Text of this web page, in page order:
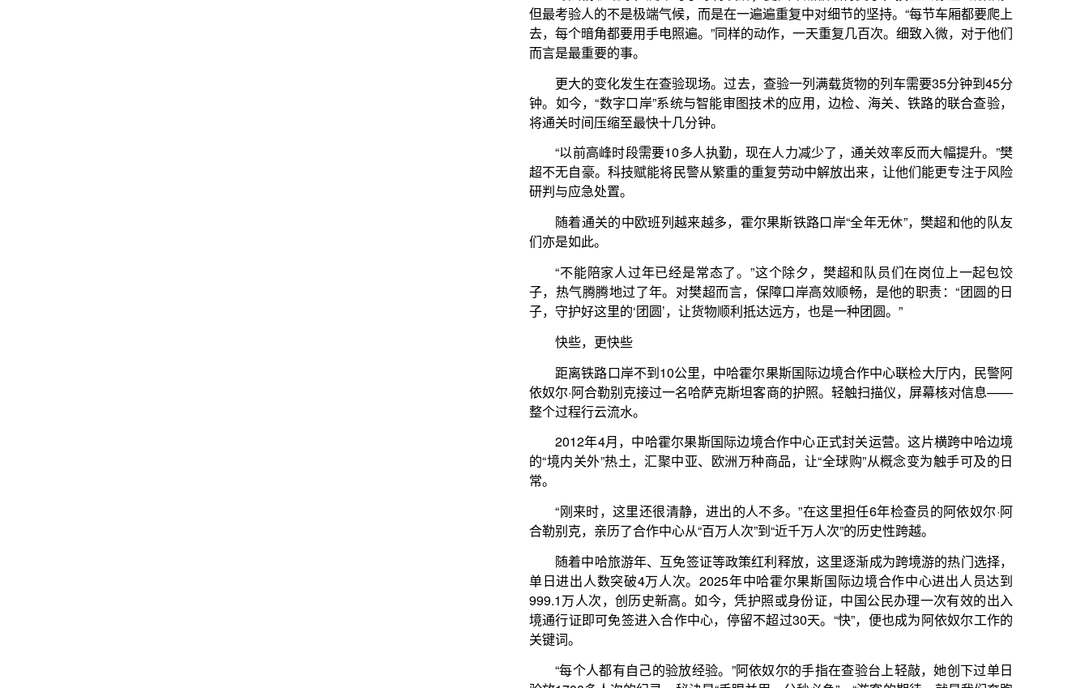
“以前高峰时段需要10多人执勤，现在人力减少了，通关效率反而大幅提升。”樊
超不无自豪。科技赋能将民警从繁重的重复劳动中解放出来，让他们能更专注于风险
研判与应急处置。
“不能陪家人过年已经是常态了。”这个除夕，樊超和队员们在岗位上一起包饺
子，热气腾腾地过了年。对樊超而言，保障口岸高效顺畅，是他的职责：“团圆的日
子，守护好这里的‘团圆’，让货物顺利抵达远方，也是一种团圆。”
快些，更快些
距离铁路口岸不到10公里，中哈霍尔果斯国际边境合作中心联检大厅内，民警阿
依奴尔·阿合勒别克接过一名哈萨克斯坦客商的护照。轻触扫描仪，屏幕核对信息——
整个过程行云流水。
2012年4月，中哈霍尔果斯国际边境合作中心正式封关运营。这片横跨中哈边境
的“境内关外”热土，汇聚中亚、欧洲万种商品，让“全球购”从概念变为触手可及的日
“刚来时，这里还很清静，进出的人不多。”在这里担任6年检查员的阿依奴尔·阿
合勒别克，亲历了合作中心从“百万人次”到“近千万人次”的历史性跨越。
随着中哈旅游年、互免签证等政策红利释放，这里逐渐成为跨境游的热门选择，
单日进出人数突破4万人次。2025年中哈霍尔果斯国际边境合作中心进出人员达到
999.1万人次，创历史新高。如今，凭护照或身份证，中国公民办理一次有效的出入
境通行证即可免签进入合作中心，停留不超过30天。“快”，便也成为阿依奴尔工作的
“每个人都有自己的验放经验。”阿依奴尔的手指在查验台上轻敲，她创下过单日
验放1700多人次的纪录，秘诀是“手眼并用，分秒必争”。“游客的期待，就是我们奔跑
式持续优化的一场“速度革命”：商户与工作人员错峰通关，游客可提前预约通行，高
峰时段增开通道，大型活动期间启动延时机制……
“入园的方式越来越多，也越来越快，听说今年还要启用虹膜识别系统。”对阿依
奴尔而言，边检工作不仅是查验证件，更是展示国家形象的窗口。寻找遗失物品，解
答疑难问题，帮助特殊旅客。每一个微笑、每一次抬手、每一句解答，都在向世界传
递中国的样子。
春节期间，阿依奴尔依然在服务旅客的快节奏中度过，守护更多旅客旅途的起点
与归途的终点。她坦言，节日里也会想家，也很想休息，“但每当为旅客快速办妥手
续，听到那声‘谢谢警官’，会觉得暖暖的，一点也不累了”。